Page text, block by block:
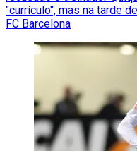
"currículo", mas na tarde
FC Barcelona